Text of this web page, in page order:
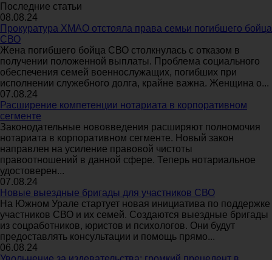
Последние статьи
08.08.24
Прокуратура ХМАО отстояла права семьи погибшего бойца
СВО
Жена погибшего бойца СВО столкнулась с отказом в
получении положенной выплаты. Проблема социального
обеспечения семей военнослужащих, погибших при
исполнении служебного долга, крайне важна. Женщина о...
07.08.24
Расширение компетенции нотариата в корпоративном
сегменте
Законодательные нововведения расширяют полномочия
нотариата в корпоративном сегменте. Новый закон
направлен на усиление правовой чистоты
правоотношений в данной сфере. Теперь нотариальное
удостоверен...
07.08.24
Новые выездные бригады для участников СВО
На Южном Урале стартует новая инициатива по поддержке
участников СВО и их семей. Создаются выездные бригады
из соцработников, юристов и психологов. Они будут
предоставлять консультации и помощь прямо...
06.08.24